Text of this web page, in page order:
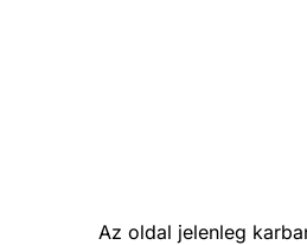
Az oldal jelenleg